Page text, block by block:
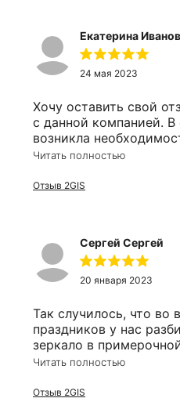
Екатерина
24 мая 2023
Хочу оставить свой
с данной компанией.
возникла
зеркала в ванную
производителе и ни
работают чётко,
их, я думаю, что
ожидания совпали с
зеркалом, уже в
вернусь только в эту
вашу работу!
Читать полностью
Отзыв 2GIS
Сергей Сергей
20 января 2023
Так случилось, что во
праздников у нас
зеркало в
необходимость в
результате поиска
Читать полностью
Отзыв 2GIS